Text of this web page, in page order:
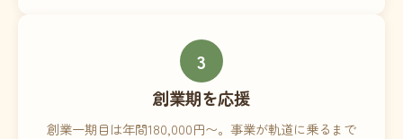
3
創業期を応援
創業一期目は年間180,000円〜。事業が軌道に乗るまで